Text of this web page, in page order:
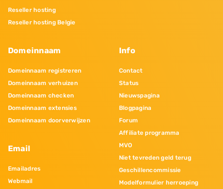
Reseller hosting
Reseller hosting Belgie
Domeinnaam
Domeinnaam registreren
Domeinnaam verhuizen
Domeinnaam checken
Domeinnaam extensies
Domeinnaam doorverwijzen
Email
Emailadres
Webmail
Info
Contact
Status
Nieuwspagina
Blogpagina
Forum
Affiliate programma
MVO
Niet tevreden geld terug
Geschillencommissie
Modelformulier herroeping